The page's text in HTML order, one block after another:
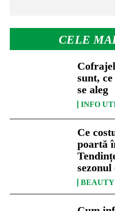
CELE
sunt,
se aleg
INFO
Ce
poartă
sezonul